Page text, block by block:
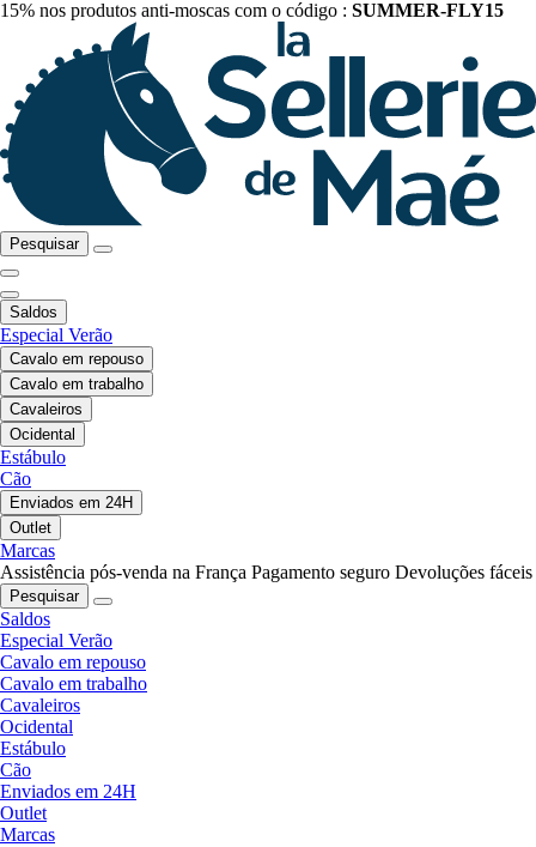
15% nos produtos anti-moscas com o código : SUMMER-FLY15
Pesquisar
Saldos
Especial Verão
Cavalo em repouso
Cavalo em trabalho
Cavaleiros
Ocidental
Estábulo
Cão
Enviados em 24H
Outlet
Marcas
Assistência pós-venda na França Pagamento seguro Devoluções fáceis
Pesquisar
Saldos
Especial Verão
Cavalo em repouso
Cavalo em trabalho
Cavaleiros
Ocidental
Estábulo
Cão
Enviados em 24H
Outlet
Marcas